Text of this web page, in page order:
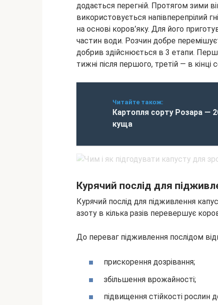
додається перегній. Протягом зими
використовується напівперепрілий
на основі коров’яку. Для його
частин води. Розчин добре
добрив здійснюється в 3 етапи.
тижні після першого, третій — в
Читайте також:
Картопля сорту Розара —
куща
Курячий послід для
Курячий послід для підживлення
азоту в кілька разів перевершує
До переваг підживлення послідом
прискорення дозрівання;
збільшення врожайності;
підвищення стійкості рослин